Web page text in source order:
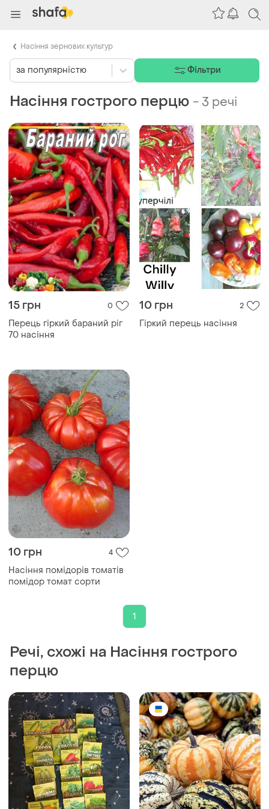
Насіння гострого перцю - 3 речі
15 грн 0
Перець гіркий бараний ріг
70 насіння
10 грн 2
Гіркий перець насіння
10 грн 4
Насіння помідорів томатів
помідор томат сорти
1
Речі, схожі на Насіння гострого
перцю
за популярністю Фільтри
Насіння зернових культур